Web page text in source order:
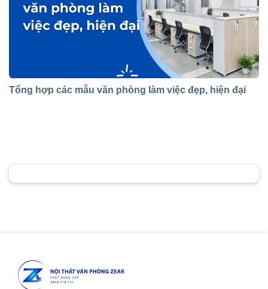
Tổng hợp các mẫu văn phòng làm việc đẹp, hiện đại